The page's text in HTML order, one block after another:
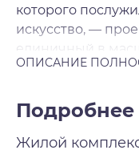
которого
искусство, —
единичный в
современная
русских
времени.
архитекторов
Подробнее
Жилой